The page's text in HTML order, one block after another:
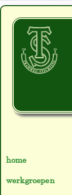
home
werkgroepen